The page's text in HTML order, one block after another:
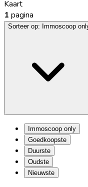
Kaart
1 pagina
Sorteer op: Immoscoop
Immoscoop only
Goedkoopste
Duurste
Oudste
Nieuwste